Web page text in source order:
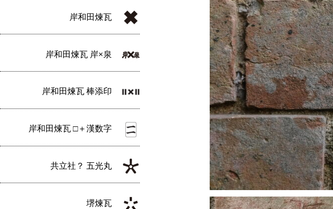
岸和田煉瓦
岸和田煉瓦 岸×泉
岸和田煉瓦 棒添印
岸和田煉瓦 □＋漢数字
共立社？ 五光丸
堺煉瓦